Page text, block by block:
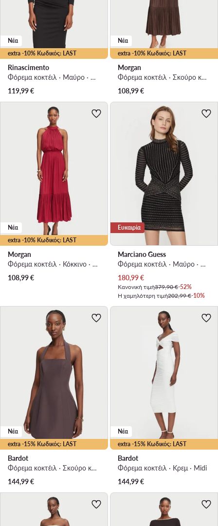
extra -10% Κωδικός: LAST
Νέα
Rinascimento
Φόρεμα κοκτέιλ · Μαύρο · Midi
119,99€
extra -10% Κωδικός: LAST
Νέα
Morgan
Φόρεμα κοκτέιλ · Σκούρο καφέ · Midi
108,99€
extra -10% Κωδικός: LAST
Νέα
Morgan
Φόρεμα κοκτέιλ · Κόκκινο · Midi
108,99€
Ευκαιρία
Marciano Guess
Φόρεμα κοκτέιλ · Μαύρο · Mini
Τρέχουσα τιμή
180,99€
Κανονική τιμή379,90 €-52%
Η χαμηλότερη τιμή202,99 €-10%
extra -15% Κωδικός: LAST
Νέα
Bardot
Φόρεμα κοκτέιλ · Σκούρο καφέ · Mini
144,99€
extra -15% Κωδικός: LAST
Νέα
Bardot
Φόρεμα κοκτέιλ · Κρεμ · Midi
144,99€